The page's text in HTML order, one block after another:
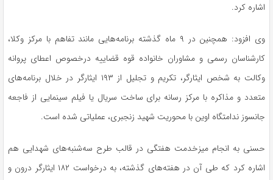
اشاره کرد.
وی افزود: همچنین در ۹ ماه گذشته برنامه‌هایی مانند تفاهم با مرکز وکلا،
کارشناسان رسمی و مشاوران خانواده قوه قضاییه درخصوص اعطای پروانه
وکالت به شخص ایثارگر، تکریم و تجلیل از ۱۹۳ ایثارگر در خلال برنامه‌های
متعدد و مذاکره با مرکز رسانه برای ساخت سریال یا فیلم سینمایی از فاجعه
جانسوز ندامتگاه اوین با محوریت شهید زنجبری، عملیاتی شده است.
حسنی به انجام میزخدمت هفتگی در قالب طرح سه‌شنبه‌های شهدایی هم
اشاره کرد که طی آن در هفته‌های گذشته، به درخواست ۱۸۲ ایثارگر درون و